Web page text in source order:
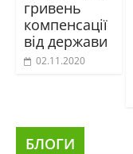
гривень
компенсації
від держави
02.11.2020
БЛОГИ